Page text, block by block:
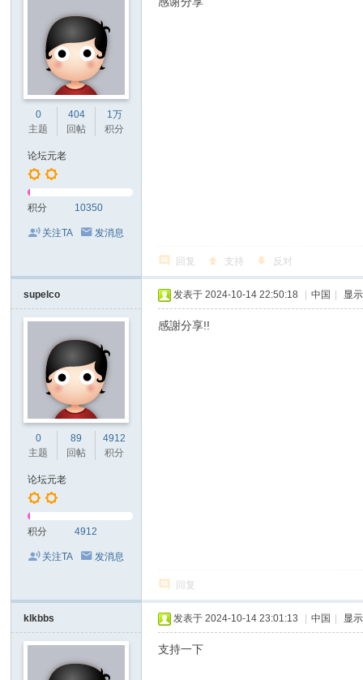
0
主题
404
回帖
1万
积分
论坛元老
积分 10350
关注TA 发消息
回复 支持 反对
supelco
0
主题
89
回帖
4912
积分
论坛元老
积分 4912
关注TA 发消息
发表于 2024-10-14 22:50:18 中国 显
感謝分享!!
回复
klkbbs 发表于 2024-10-14 23:01:13 中国 显
支持一下